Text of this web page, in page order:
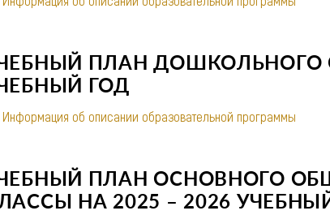
ПЛАН ДОШКОЛЬНОГО
ГОД
Информация об описании образовательной программы
ПЛАН ОСНОВНОГО
НА 2025 – 2026